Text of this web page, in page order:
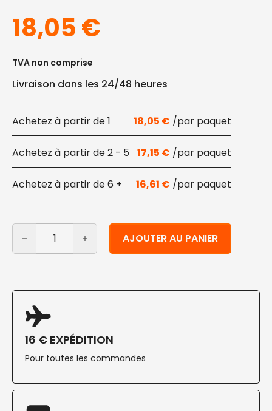
18,05€
TVA non comprise
Livraison dans les 24/48 heures
1 18,05 €
2 - 5 17,15 €
6 + 16,61 €
quantité de Récipients à sauce compostables en
AJOUTER AU PANIER
Alternative:
16 € EXPÉDITION
Pour toutes les commandes